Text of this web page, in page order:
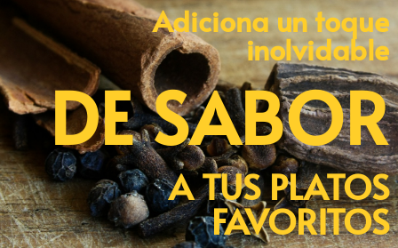
Adiciona un toque
inolvidable
DE SABOR
A TUS PLATOS
FAVORITOS